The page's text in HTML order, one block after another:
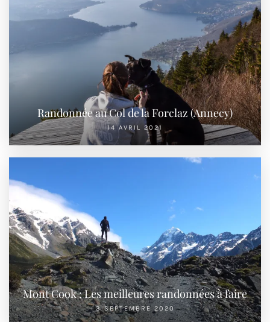
Randonnée au Col de la Forclaz (Annecy)
14 AVRIL 2021
Mont Cook : Les meilleures randonnées à faire
3 SEPTEMBRE 2020